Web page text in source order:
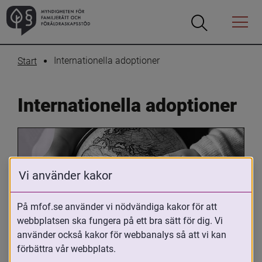
Öppna
Öppna
Menyn
Start Internationella adoptioner
Internationella adoptioner
Oavsett om du är adopterad,
adoptivförälder eller arbetar med
Vi använder kakor
På mfof.se använder vi nödvändiga kakor för att
webbplatsen ska fungera på ett bra sätt för dig. Vi
använder också kakor för webbanalys så att vi kan
förbättra vår webbplats.